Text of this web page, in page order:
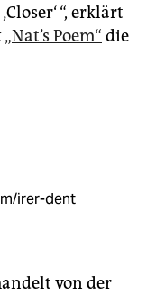
“, erklärt
„Nat’s Poem“ die
irer-dent
von der